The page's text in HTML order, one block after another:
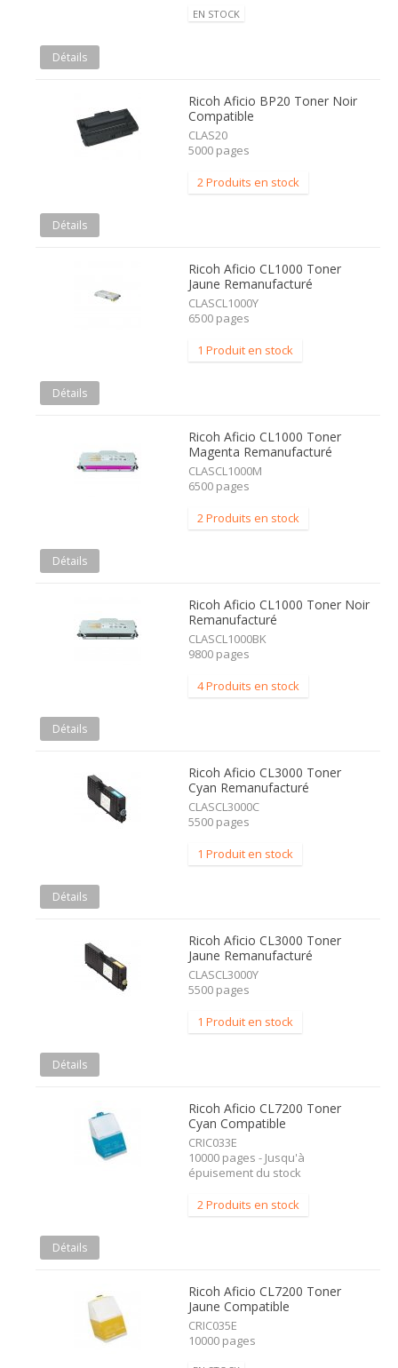
EN STOCK
Détails
Ricoh Aficio BP20 Toner Noir
Compatible
CLAS20
5000 pages
2 Produits en stock
Détails
Ricoh Aficio CL1000 Toner
Jaune Remanufacturé
CLASCL1000Y
6500 pages
1 Produit en stock
Détails
Ricoh Aficio CL1000 Toner
Magenta Remanufacturé
CLASCL1000M
6500 pages
2 Produits en stock
Détails
Ricoh Aficio CL1000 Toner Noir
Remanufacturé
CLASCL1000BK
9800 pages
4 Produits en stock
Détails
Ricoh Aficio CL3000 Toner
Cyan Remanufacturé
CLASCL3000C
5500 pages
1 Produit en stock
Détails
Ricoh Aficio CL3000 Toner
Jaune Remanufacturé
CLASCL3000Y
5500 pages
1 Produit en stock
Détails
Ricoh Aficio CL7200 Toner
Cyan Compatible
CRIC033E
10000 pages - Jusqu'à
épuisement du stock
2 Produits en stock
Détails
Ricoh Aficio CL7200 Toner
Jaune Compatible
CRIC035E
10000 pages